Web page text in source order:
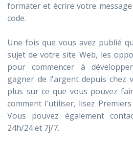
formater et écrire votre
code.
Une fois que vous avez publié
sujet de votre site Web, les
pour commencer à
gagner de l'argent depuis chez
plus sur ce que vous pouvez
comment l'utiliser, lisez Premiers
Vous pouvez également
24h/24 et 7j/7.